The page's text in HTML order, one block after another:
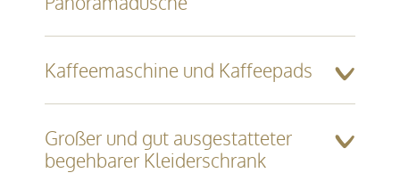
Kaffeemaschine und Kaffeepads
Großer und gut ausgestatteter
begehbarer Kleiderschrank